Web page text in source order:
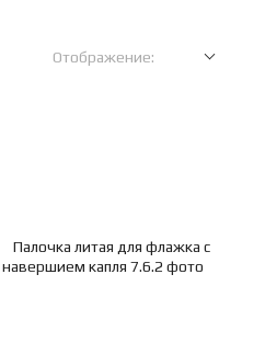
Отображение: